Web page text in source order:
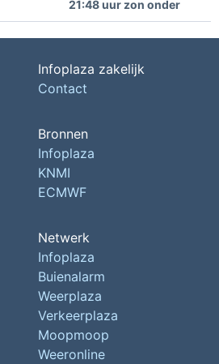
21:48 uur zon onder
Infoplaza zakelijk
Contact
Bronnen
Infoplaza
KNMI
ECMWF
Netwerk
Infoplaza
Buienalarm
Weerplaza
Verkeerplaza
Moopmoop
Weeronline